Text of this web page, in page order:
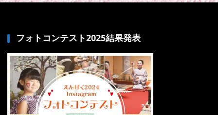
フォトコンテスト2025結果発表